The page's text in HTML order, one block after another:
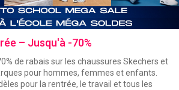
– Jusqu'à -70%
de rabais sur les chaussures Skechers et
pour hommes, femmes et enfants.
pour la rentrée, le travail et tous les